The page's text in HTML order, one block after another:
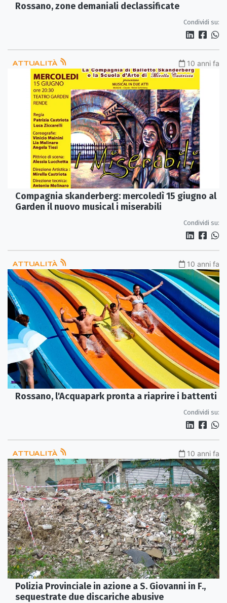
Rossano, zone demaniali declassificate
Condividi su:
ATTUALITÀ 10 anni fa
Compagnia skanderberg: mercoledì 15 giugno al
Condividi su:
ATTUALITÀ 10 anni fa
Rossano, l'Acquapark pronta a riaprire i battenti
Condividi su:
ATTUALITÀ 10 anni fa
Polizia Provinciale in azione a S. Giovanni in F.,
sequestrate due discariche abusive